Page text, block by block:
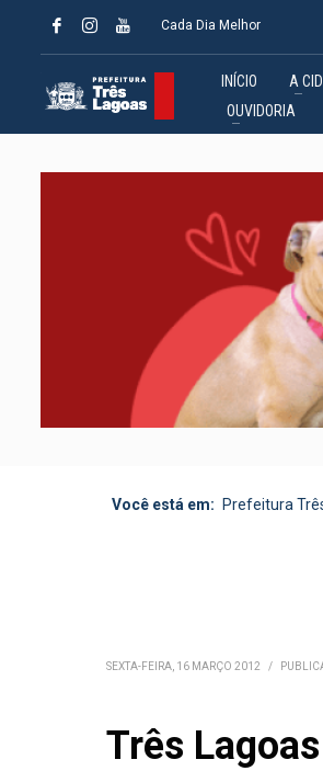
Cada Dia Melhor
INÍCIO A
OUVIDORIA
Você está em: Prefeitura
SEXTA-FEIRA, 16 MARÇO 2012 /
Três